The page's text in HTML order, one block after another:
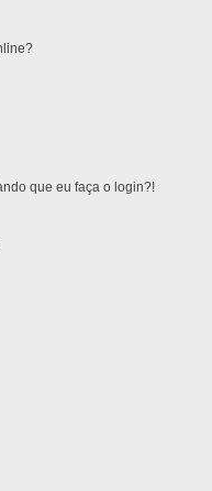
que eu faça o login?!